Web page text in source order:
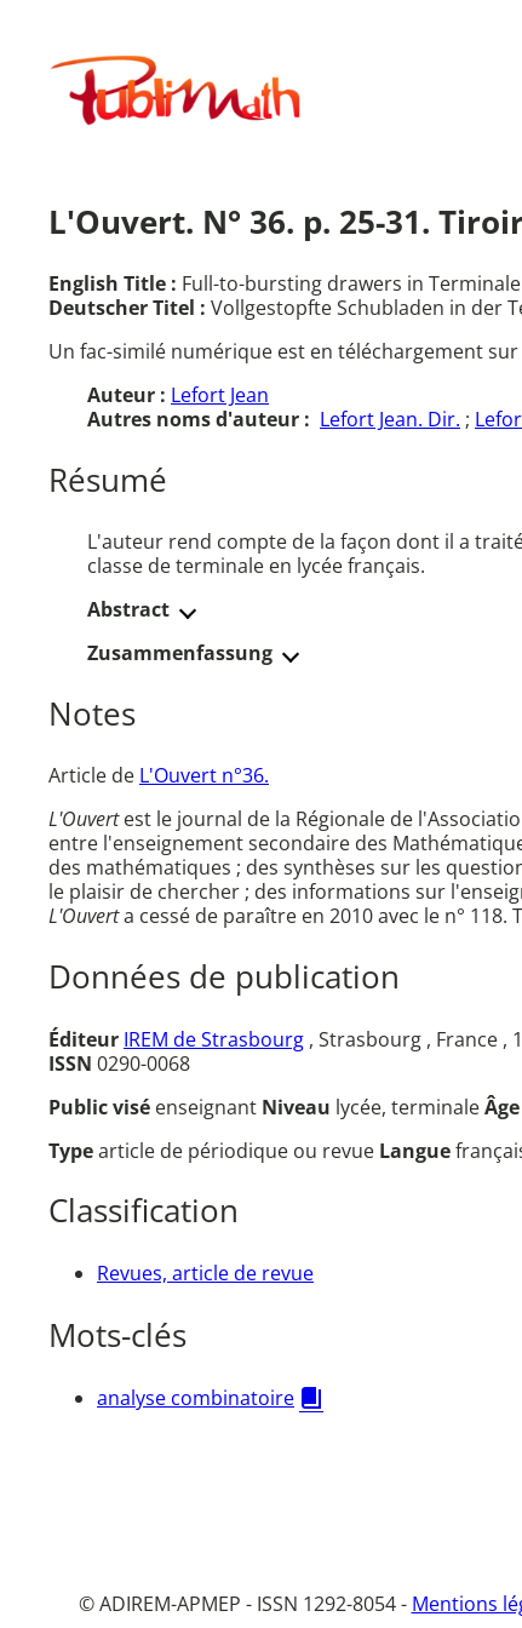
contenuPublimath
L'Ouvert. N° 36. p. 25-31.
English Title : Full-to-bursting drawers in
Deutscher Titel : Vollgestopfte Schubladen in der
Un fac-similé numérique est en téléchargement
Auteur : Lefort Jean
Autres noms d'auteur : Lefort Jean. Dir. ;
Résumé
L'auteur rend compte de la façon dont il a
classe de terminale en lycée français.
Abstract
Zusammenfassung
Notes
Article de L'Ouvert n°36.
L'Ouvertest le journal de la Régionale de
entre l'enseignement secondaire des
des mathématiques ; des synthèses sur les
le plaisir de chercher ; des informations sur
L'Ouverta cessé de paraître en 2010 avec le n° 118.
Données de publication
Éditeur IREM de Strasbourg , Strasbourg , France ,
ISSN 0290-0068
Public visé enseignant Niveau lycée, terminaleÂge
Typearticle de périodique ou revue Langue
Classification
Revues, article de revue
Mots-clés
analyse combinatoire
© ADIREM-APMEP - ISSN 1292-8054 - Mentions